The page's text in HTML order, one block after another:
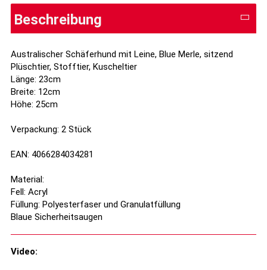
Beschreibung
Australischer Schäferhund mit Leine, Blue Merle, sitzend
Plüschtier, Stofftier, Kuscheltier
Länge: 23cm
Breite: 12cm
Höhe: 25cm
Verpackung: 2 Stück
EAN: 4066284034281
Material:
Fell: Acryl
Füllung: Polyesterfaser und Granulatfüllung
Blaue Sicherheitsaugen
Video: